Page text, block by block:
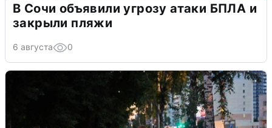
В Сочи объявили угрозу атаки БПЛА и
закрыли пляжи
6 августа 0